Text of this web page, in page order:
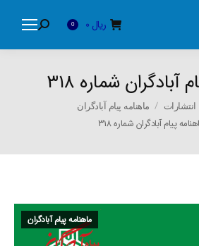
ریال 0
Search:
آبادگران شماره ۳۱۸
انتشارات ماهنامه پیام آبادگران
پیام آبادگران شماره ۳۱۸
ماهنامه پیام آبادگران